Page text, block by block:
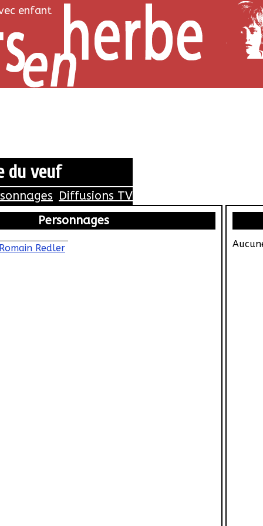
enfant
du veuf
Diffusions TV
Personnages
Redler